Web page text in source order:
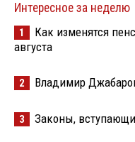
Интересное за неделю
1
Как изменятся
августа
2 Владимир
3 Законы,